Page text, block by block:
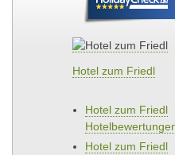
Hotel zum Friedl
Hotel zum Friedl
Hotel zum Friedl